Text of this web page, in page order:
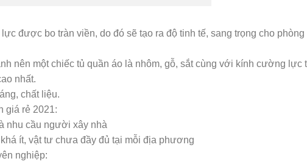
được bo tràn viền, do đó sẽ tạo ra độ tinh tế, sang trọng cho phòng
nên một chiếc tủ quần áo là nhôm, gỗ, sắt cùng với kính cường lực
nhất.
chất liệu.
giá rẻ 2021:
nhu cầu người xây nhà
ít, vật tư chưa đầy đủ tại mỗi địa phương
nghiệp: